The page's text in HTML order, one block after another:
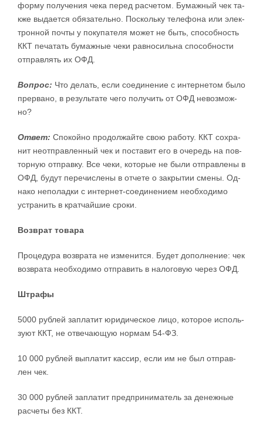
фор­му по­лу­че­ния че­ка пе­ред рас­че­том. Бу­ма­ж­ный чек та­
к­же вы­да­ет­ся обя­за­тель­но. Посколь­ку те­ле­фо­на или элек­
трон­ной по­чты у по­ку­па­те­ля мо­жет не быть, спо­соб­ность
ККТ пе­ча­тать бу­ма­ж­ные че­ки рав­но­силь­на спо­соб­но­сти
от­прав­лять их ОФД.
Во­прос: Что де­лать, ес­ли со­е­ди­не­ние с ин­тер­не­том бы­ло
пре­р­ва­но, в ре­зуль­та­те че­го по­лу­чить от ОФД не­воз­мо­ж­
но?
От­вет: С­по­кой­но про­дол­жай­те свою ра­бо­ту. ККТ со­хра­
нит не­о­т­прав­лен­ный чек и по­ста­вит его в оче­редь на по­в­
тор­ную от­прав­ку. Все че­ки, ко­то­рые не бы­ли от­прав­ле­ны в
ОФД, бу­дут пе­ре­чис­ле­ны в от­че­те о за­кры­тии сме­ны. Од­
на­ко не­по­ла­д­ки с ин­тер­нет-­со­е­ди­не­ни­ем не­об­хо­ди­мо
устра­нить в крат­чай­шие сро­ки.
Воз­врат то­ва­ра
Про­це­ду­ра воз­вра­та не из­ме­ни­т­ся. Бу­дет до­пол­не­ние: чек
воз­вра­та не­об­хо­ди­мо от­пра­вить в на­ло­го­вую че­рез ОФД.
Штра­фы
5000 руб­лей за­пла­тит юри­ди­че­ское ли­цо, ко­то­рое ис­поль­
зу­ют ККТ, не от­ве­ча­ю­щую нор­мам 54-ФЗ.
10 000 руб­лей вы­пла­тит кас­сир, ес­ли им не был от­прав­
лен чек.
30 000 руб­лей за­пла­тит пред­при­ни­ма­тель за де­не­ж­ные
рас­че­ты без ККТ.